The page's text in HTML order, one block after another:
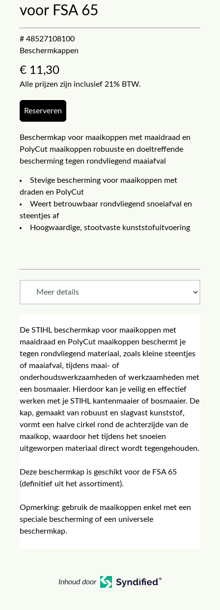
voor FSA 65
# 48527108100
Beschermkappen
€ 11,30
Alle prijzen zijn inclusief 21% BTW.
Reserveren
Beschermkap voor maaikoppen met maaidraad en
PolyCut maaikoppen robuuste en doeltreffende
bescherming tegen rondvliegend maaiafval
Stevige bescherming voor maaikoppen met
draden en PolyCut
Weert betrouwbaar rondvliegend snoeiafval en
steentjes af
Hoogwaardige, stootvaste kunststofuitvoering
De STIHL beschermkap voor maaikoppen met
maaidraad en PolyCut maaikoppen beschermt je
tegen rondvliegend materiaal, zoals kleine steentjes
of maaiafval, tijdens maai- of
onderhoudswerkzaamheden of werkzaamheden met
een bosmaaier. Hierdoor kan je veilig en effectief
werken met je STIHL kantenmaaier of bosmaaier. De
kap, gemaakt van robuust en slagvast kunststof,
vormt een halve cirkel rond de achterzijde van de
maaikop, waardoor het tijdens het snoeien
uitgeworpen materiaal direct wordt tegengehouden.
Deze beschermkap is geschikt voor de FSA 65
(definitief uit het assortiment).
Opmerking: gebruik de maaikoppen enkel met een
speciale bescherming of een universele
beschermkap.
Inhoud door